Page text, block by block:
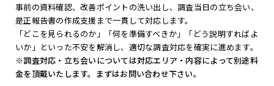
事前の資料確認、改善ポイントの洗い出し、調査当日の立ち会い、
是正報告書の作成支援まで一貫して対応します。
「どこを見られるのか」「何を準備すべきか」「どう説明すればよ
いか」といった不安を解消し、適切な調査対応を確実に進めます。
※調査対応・立ち会いについては対応エリア・内容によって別途料
金を頂戴いたします。まずはお問い合わせ下さい。